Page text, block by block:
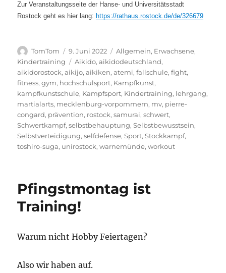
Zur Veranstaltungsseite der Hanse- und Universitätsstadt
Rostock geht es hier lang: https://rathaus.rostock.de/de/326679
Autor
TomTom
Veröffentlicht
am
9. Juni 2022 Kategorien
Allgemein, Erwachsene,
Kindertraining
Schlagwörter
Aikido,aikidodeutschland,
aikidorostock,aikijo,aikiken,atemi,fallschule,fight,
fitness,gym, hochschulsport, Kampfkunst,
kampfkunstschule, Kampfsport, Kindertraining, lehrgang,
martialarts, mecklenburg-vorpommern, mv, pierre-
congard, prävention, rostock,samurai,schwert,
Schwertkampf,selbstbehauptung,Selbstbewusstsein,
Selbstverteidigung,selfdefense,Sport,Stockkampf,
toshiro-suga, unirostock,warnemünde,workout
Pfingstmontag ist
Training!
Warum nicht Hobby Feiertagen?
Also wir haben auf.